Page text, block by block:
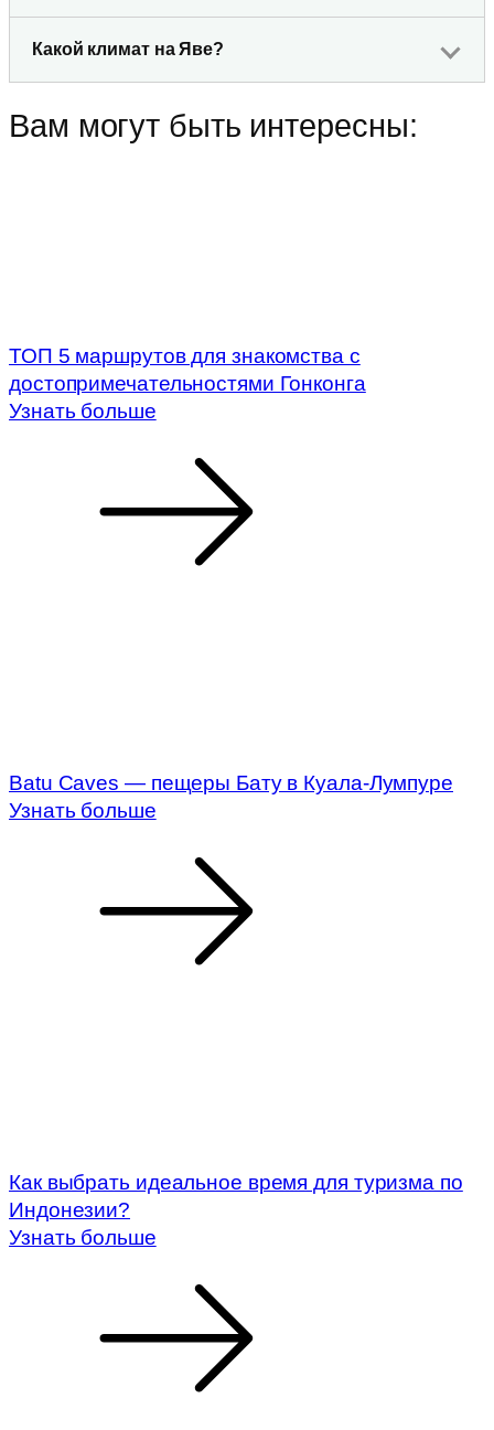
Какой климат на Яве?
Вам могут быть интересны:
ТОП 5 маршрутов для знакомства с
достопримечательностями Гонконга
Узнать больше
Batu Caves — пещеры Бату в Куала-Лумпуре​
Узнать больше
Как выбрать идеальное время для туризма по
Индонезии?
Узнать больше